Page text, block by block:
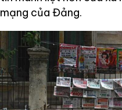
mạng của Đảng.